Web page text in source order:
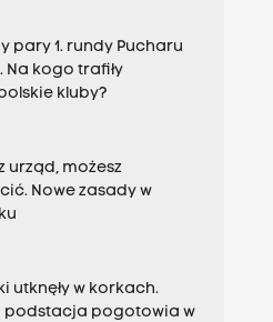
pary 1. rundy Pucharu
Na kogo trafiły
kluby?
urząd, możesz
Nowe zasady w
utknęły w korkach.
podstacja pogotowia w